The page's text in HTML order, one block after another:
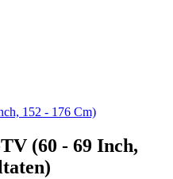
152 - 176 Cm)
(60 - 69 Inch,